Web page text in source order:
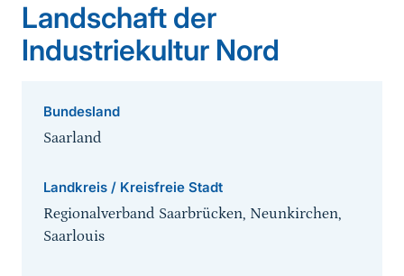
Landschaft der
Industriekultur Nord
Bundesland
Saarland
Landkreis / Kreisfreie Stadt
Regionalverband Saarbrücken, Neunkirchen,
Saarlouis